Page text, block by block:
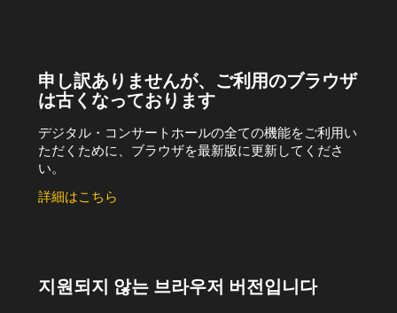
申し訳ありませんが、ご利用のブラウザ
は古くなっております
デジタル・コンサートホールの全ての機能をご利用い
ただくために、ブラウザを最新版に更新してくださ
い。
詳細はこちら
지원되지 않는 브라우저 버전입니다